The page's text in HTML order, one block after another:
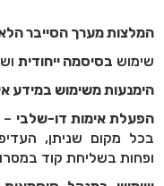
המלצות מערך הסייבר
שימושבסיסמה ייחודית
הימנעות משימוש במידע
הפעלת אימות דו-שלבי–
בכל מקום שניתן,
ופחות בשליחת קוד במסרון.